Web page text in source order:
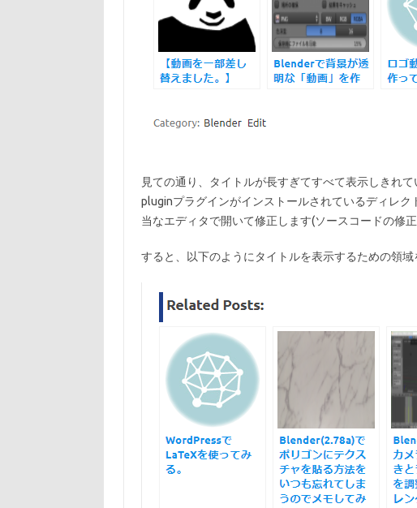
見ての通り、タイトルが長すぎてすべて表示しきれ
pluginプラグインがインストールされているディレ
当なエディタで開いて修正します(ソースコードの修
すると、以下のようにタイトルを表示するための領域